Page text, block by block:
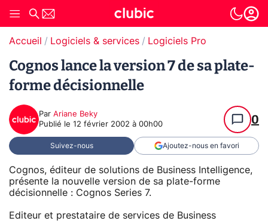
Accueil Logiciels & services Logiciels Pro
Cognos lance la version 7 de sa plate-
forme décisionnelle
Par Ariane Beky
Publié le 12 février 2002 à 00h00 0
Suivez-nous Ajoutez-nous en favori
Cognos, éditeur de solutions de Business Intelligence,
présente la nouvelle version de sa plate-forme
décisionnelle : Cognos Series 7.
Editeur et prestataire de services de Business